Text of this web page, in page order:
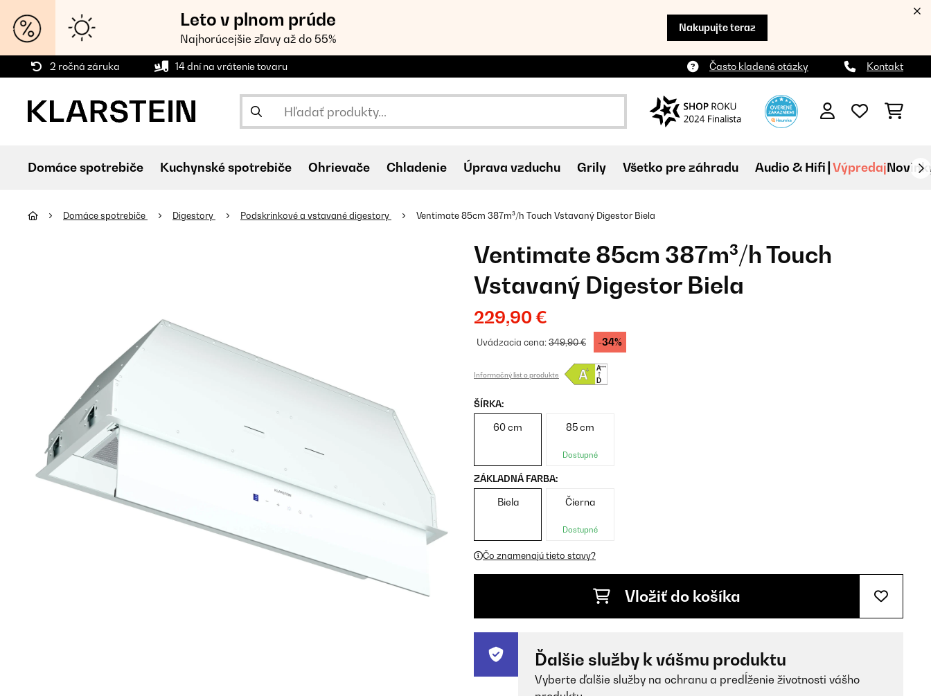
Leto v plnom prúde
Najhorúcejšie zľavy až do 55%
Nakupujte teraz
2 ročná záruka 14 dní na vrátenie tovaru Často kladené otázky Kontakt
Domáce spotrebiče Kuchynské spotrebiče Ohrievače Chladenie Úprava vzduchu Grily Všetko pre záhradu Audio & Hifi Výpredaj
Domáce spotrebiče Digestory Podskrinkové a vstavané digestory Ventimate 85cm 387m³/h Touch Vstavaný Digestor Biela
Ventimate 85cm 387m³/h Touch
Vstavaný Digestor Biela
229,90 €
Uvádzacia cena:349,90 € -34%
Informačný list o produkte
ŠÍRKA:
60 cm 85 cm
Dostupné
ZÁKLADNÁ FARBA:
Biela Čierna
Dostupné
Čo znamenajú tieto stavy?
Vložiť do košíka
Ďalšie služby k vášmu produktu
Vyberte ďalšie služby na ochranu a predĺženie životnosti vášho